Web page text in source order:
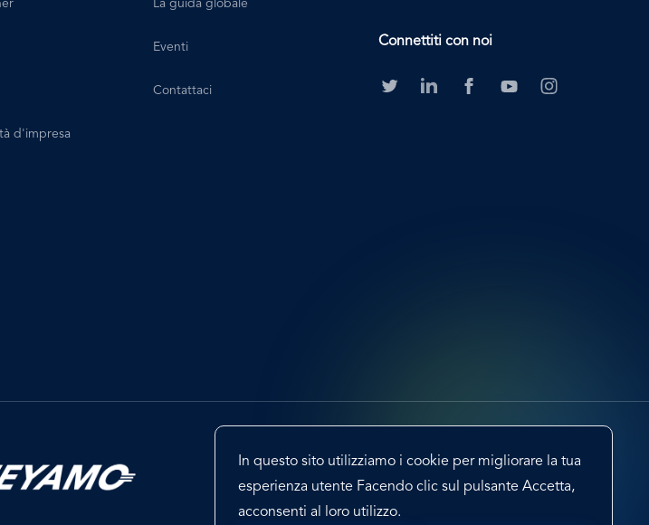
In questo sito utilizziamo i cookie per migliorare la tua
esperienza utente Facendo clic sul pulsante Accetta,
acconsenti al loro utilizzo.
d'impresa
La guida globale
Eventi
Contattaci
Connettiti con noi